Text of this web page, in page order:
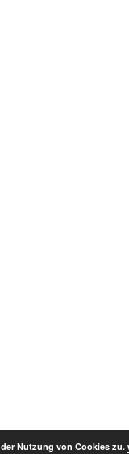
Nutzung von Cookies zu.